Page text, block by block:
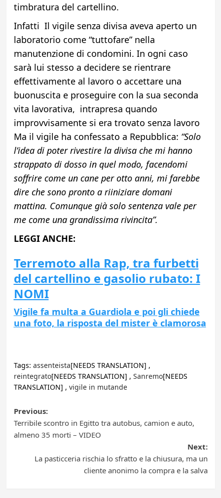
timbratura del cartellino.
Infatti Il vigile senza divisa aveva aperto un
laboratorio come “tuttofare” nella
manutenzione di condomini. In ogni caso
sarà lui stesso a decidere se rientrare
effettivamente al lavoro o accettare una
buonuscita e proseguire con la sua seconda
vita lavorativa, intrapresa quando
improvvisamente si era trovato senza lavoro
Ma il vigile ha confessato a Repubblica: “Solo
l’idea di poter rivestire la divisa che mi hanno
strappato di dosso in quel modo, facendomi
soffrire come un cane per otto anni, mi farebbe
dire che sono pronto a riiniziare domani
mattina. Comunque già solo sentenza vale per
me come una grandissima rivincita”.
LEGGI ANCHE:
Terremoto alla Rap, tra furbetti
del cartellino e gasolio rubato: I
NOMI
Vigile fa multa a Guardiola e poi gli chiede
una foto, la risposta del mister è clamorosa
Tags: assenteista[NEEDS TRANSLATION] ,
reintegrato[NEEDS TRANSLATION] , Sanremo[NEEDS
TRANSLATION] , vigile in mutande
Post
navigation
Previous:
Terribile scontro in Egitto tra autobus, camion e auto,
almeno 35 morti – VIDEO
Next:
La pasticceria rischia lo sfratto e la chiusura, ma un
cliente anonimo la compra e la salva